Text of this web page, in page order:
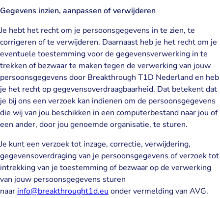
Gegevens inzien, aanpassen of verwijderen
Je hebt het recht om je persoonsgegevens in te zien, te
corrigeren of te verwijderen. Daarnaast heb je het recht om je
eventuele toestemming voor de gegevensverwerking in te
trekken of bezwaar te maken tegen de verwerking van jouw
persoonsgegevens door Breakthrough T1D Nederland en heb
je het recht op gegevensoverdraagbaarheid. Dat betekent dat
je bij ons een verzoek kan indienen om de persoonsgegevens
die wij van jou beschikken in een computerbestand naar jou of
een ander, door jou genoemde organisatie, te sturen.
Je kunt een verzoek tot inzage, correctie, verwijdering,
gegevensoverdraging van je persoonsgegevens of verzoek tot
intrekking van je toestemming of bezwaar op de verwerking
van jouw persoonsgegevens sturen
naar info@breakthrought1d.eu onder vermelding van AVG.